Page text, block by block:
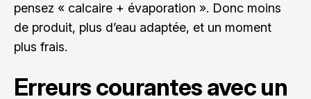
pensez « calcaire + évaporation ». Donc moins
de produit, plus d’eau adaptée, et un moment
plus frais.
Erreurs courantes avec un